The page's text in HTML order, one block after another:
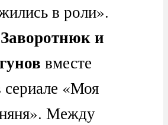
в роли».
и
вместе
сериале «Моя
Между